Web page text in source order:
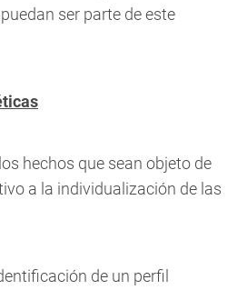
ser parte de este
hechos que sean objeto de
a la individualización de las
de un perfil